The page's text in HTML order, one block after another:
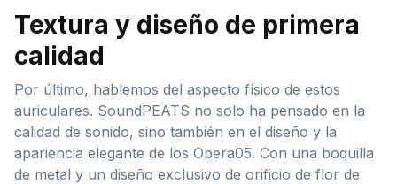
Textura y diseño de primera
calidad
Por último, hablemos del aspecto físico de estos
auriculares. SoundPEATS no solo ha pensado en la
calidad de sonido, sino también en el diseño y la
apariencia elegante de los Opera05. Con una boquilla
de metal y un diseño exclusivo de orificio de flor de